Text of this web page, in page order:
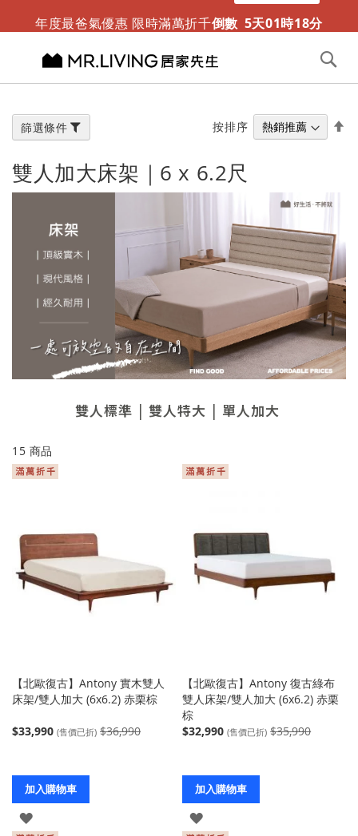
年度最爸氣優惠 限時滿萬折千倒數 5天01時18分
限時免運
內
容
雙人加大床架｜6 x 6.2尺
雙人標準 雙人特大 單人加大
15 商品
按排序
【北歐復古】Antony 實木雙人
床架/雙人加大 (6x6.2) 赤栗棕
$33,990 (售價已折) $36,990
加入購物車
登
【北歐復古】Antony 復古綠布
雙人床架/雙人加大 (6x6.2) 赤栗
棕
$32,990 (售價已折) $35,990
加入購物車
登
篩選條件